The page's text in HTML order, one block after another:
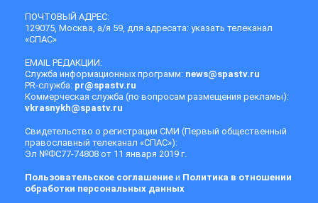
ПОЧТОВЫЙ АДРЕС:
129075, Москва, а/я 59, для адресата: указать телеканал
«СПАС»
EMAIL РЕДАКЦИИ:
Служба информационных программ: news@spastv.ru
PR-служба: pr@spastv.ru
Коммерческая служба (по вопросам размещения рекламы):
vkrasnykh@spastv.ru
Свидетельство о регистрации СМИ (Первый общественный
православный телеканал «СПАС»):
Эл №ФС77-74808 от 11 января 2019 г.
Пользовательское соглашение и Политика в отношении
обработки персональных данных